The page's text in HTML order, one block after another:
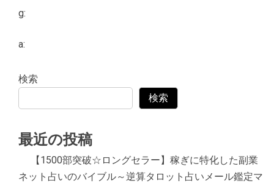
g:
a:
検索
検索
最近の投稿
【1500部突破☆ロングセラー】稼ぎに特化した副業
ネット占いのバイブル～逆算タロット占いメール鑑定マ